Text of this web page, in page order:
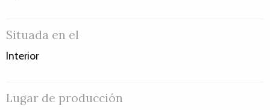
Situada en el
Interior
Lugar de producción